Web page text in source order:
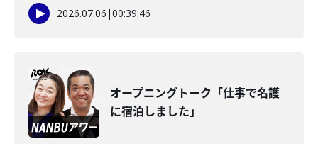
2026.07.06 |00:39:46
オープニングトーク「仕事で名護
に宿泊しました」